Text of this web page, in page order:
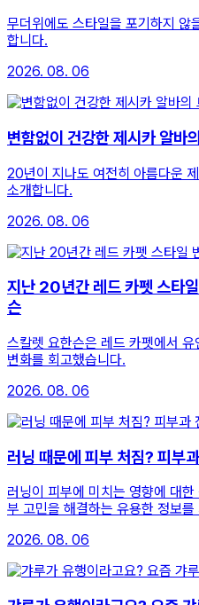
무더위에도 스타일을 포기하지 않
합니다.
2026. 08. 06
변함없이 건강한 제시카 알바
20년이 지나도 여전히 아름다운
소개합니다.
2026. 08. 06
지난 20년간 레드 카펫 스타
슨
스칼렛 요한슨은 레드 카펫에서
변화를 회고했습니다.
2026. 08. 06
러닝 때문에 피부 처짐? 피부
러닝이 피부에 미치는 영향에 대
부 고민을 해결하는 유용한 정보를
2026. 08. 06